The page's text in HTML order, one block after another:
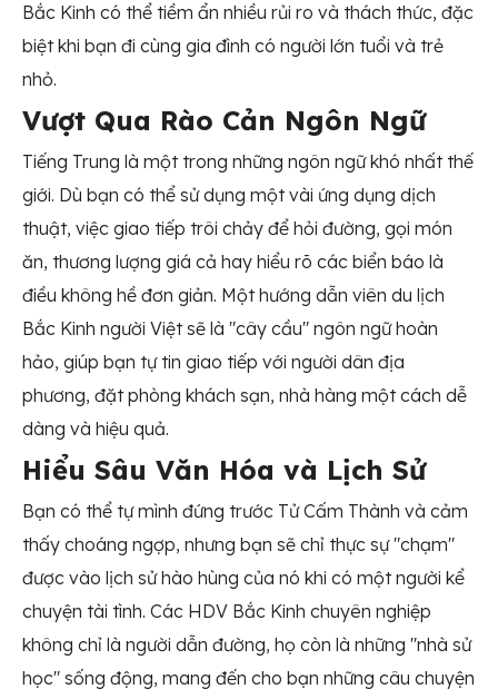
Bắc Kinh có thể tiềm ẩn nhiều rủi ro và thách thức, đặc
biệt khi bạn đi cùng gia đình có người lớn tuổi và trẻ
nhỏ.
Vượt Qua Rào Cản Ngôn Ngữ
Tiếng Trung là một trong những ngôn ngữ khó nhất thế
giới. Dù bạn có thể sử dụng một vài ứng dụng dịch
thuật, việc giao tiếp trôi chảy để hỏi đường, gọi món
ăn, thương lượng giá cả hay hiểu rõ các biển báo là
điều không hề đơn giản. Một hướng dẫn viên du lịch
Bắc Kinh người Việt sẽ là "cây cầu" ngôn ngữ hoàn
hảo, giúp bạn tự tin giao tiếp với người dân địa
phương, đặt phòng khách sạn, nhà hàng một cách dễ
dàng và hiệu quả.
Hiểu Sâu Văn Hóa và Lịch Sử
Bạn có thể tự mình đứng trước Tử Cấm Thành và cảm
thấy choáng ngợp, nhưng bạn sẽ chỉ thực sự "chạm"
được vào lịch sử hào hùng của nó khi có một người kể
chuyện tài tình. Các HDV Bắc Kinh chuyên nghiệp
không chỉ là người dẫn đường, họ còn là những "nhà sử
học" sống động, mang đến cho bạn những câu chuyện